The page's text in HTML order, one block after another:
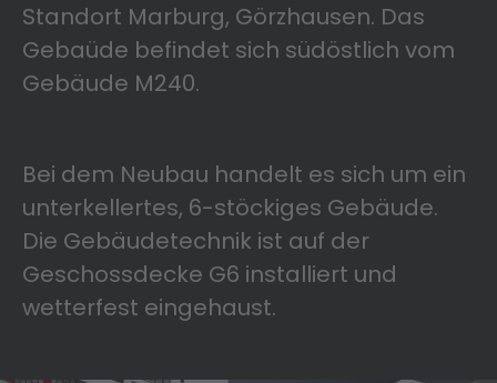
Standort Marburg, Görzhausen. Das
Gebaüde befindet sich südöstlich vom
Gebäude M240.
Bei dem Neubau handelt es sich um ein
unterkellertes, 6-stöckiges Gebäude.
Die Gebäudetechnik ist auf der
Geschossdecke G6 installiert und
wetterfest eingehaust.